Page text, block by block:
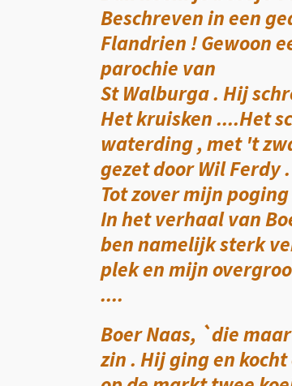
Beschreven in een
Flandrien ! Gewoon
parochie van
St Walburga . Hij
Het kruisken ....Het
waterding , met 't
gezet door Wil Ferdy .
Tot zover mijn
In het verhaal van
ben namelijk sterk
plek en mijn
....
Boer Naas, `die
zin . Hij ging en